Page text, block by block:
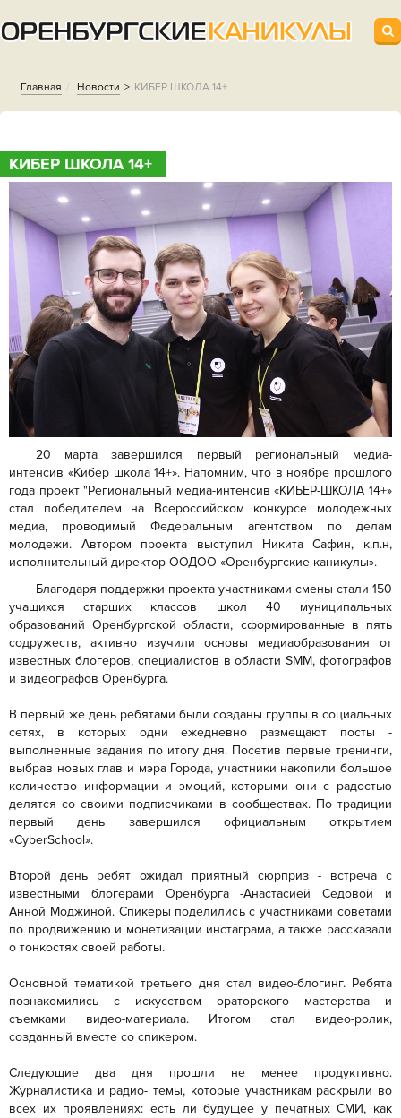
Главная Новости КИБЕР ШКОЛА 14+
КИБЕР ШКОЛА 14+
20 марта завершился первый региональный медиа-
интенсив «Кибер школа 14+». Напомним, что в ноябре прошлого
года проект "Региональный медиа-интенсив «КИБЕР-ШКОЛА 14+»
стал победителем на Всероссийском конкурсе молодежных
медиа, проводимый Федеральным агентством по делам
молодежи. Автором проекта выступил Никита Сафин, к.п.н,
исполнительный директор ООДОО «Оренбургские каникулы».
Благодаря поддержки проекта участниками смены стали 150
учащихся старших классов школ 40 муниципальных
образований Оренбургской области, сформированные в пять
содружеств, активно изучили основы медиаобразования от
известных блогеров, специалистов в области SMM, фотографов
и видеографов Оренбурга.
В первый же день ребятами были созданы группы в социальных
сетях, в которых одни ежедневно размещают посты -
выполненные задания по итогу дня. Посетив первые тренинги,
выбрав новых глав и мэра Города, участники накопили большое
количество информации и эмоций, которыми они с радостью
делятся со своими подписчиками в сообществах. По традиции
первый день завершился официальным открытием
«CyberSchool».
Второй день ребят ожидал приятный сюрприз - встреча с
известными блогерами Оренбурга -Анастасией Седовой и
Анной Моджиной. Спикеры поделились с участниками советами
по продвижению и монетизации инстаграма, а также рассказали
о тонкостях своей работы.
Основной тематикой третьего дня стал видео-блогинг. Ребята
познакомились с искусством ораторского мастерства и
съемками видео-материала. Итогом стал видео-ролик,
созданный вместе со спикером.
Следующие два дня прошли не менее продуктивно.
Журналистика и радио- темы, которые участникам раскрыли во
всех их проявлениях: есть ли будущее у печатных СМИ, как